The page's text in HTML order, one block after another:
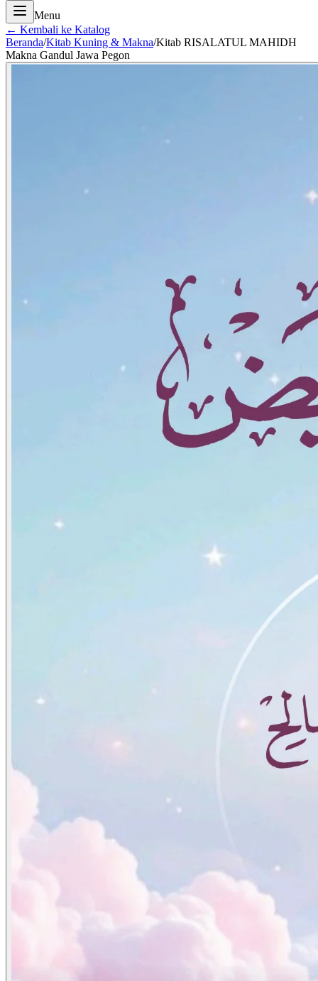
Menu
← Kembali ke Katalog
Beranda/Kitab Kuning & Makna/Kitab RISALATUL MAHIDH
Makna Gandul Jawa Pegon